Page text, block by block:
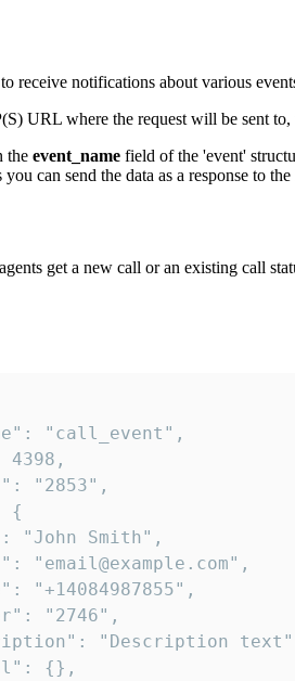
to receive notifications about various
URL where the request will be sent
the event_name field of the 'event'
can send the data as a response to
get a new call or an existing call
"call_event",
4398,
"2853",
{
"John Smith",
"email@example.com",
"+14084987855",
"2746",
"Description
{},